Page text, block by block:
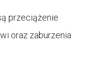
przeciążenie
oraz zaburzenia